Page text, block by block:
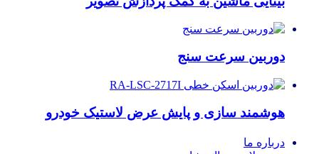
دوربین سرعت سنج
هوشمند سازی و پایش عرض لاستیک خودرو
درباره ما